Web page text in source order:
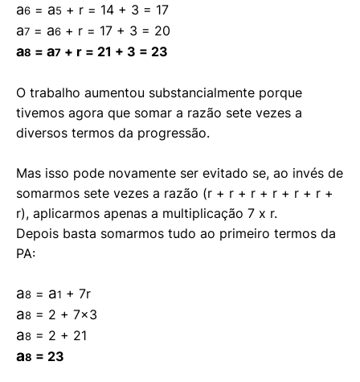
a6 = a5 + r = 14 + 3 = 17
a7 = a6 + r = 17 + 3 = 20
a8 = a7 + r = 21 + 3 = 23
O trabalho aumentou substancialmente porque
tivemos agora que somar a razão sete vezes a
diversos termos da progressão.
Mas isso pode novamente ser evitado se, ao invés de
somarmos sete vezes a razão (r + r + r + r + r + r +
r), aplicarmos apenas a multiplicação 7 x r.
Depois basta somarmos tudo ao primeiro termos da
PA:
a8 = a1 + 7r
a8 = 2 + 7×3
a8 = 2 + 21
a8 = 23